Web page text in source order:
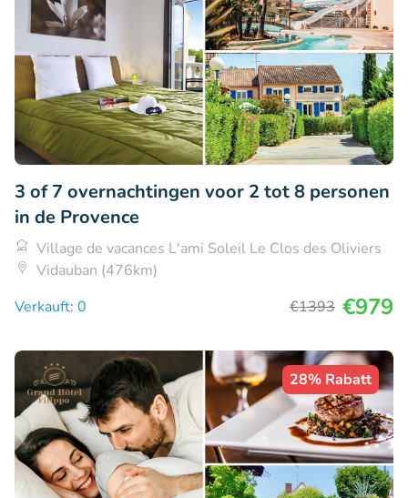
3 of 7 overnachtingen voor 2 tot 8 personen
in de Provence
Village de vacances L'ami Soleil Le Clos des Oliviers
Vidauban (476km)
Verkauft: 0
€1393 €979
28% Rabatt